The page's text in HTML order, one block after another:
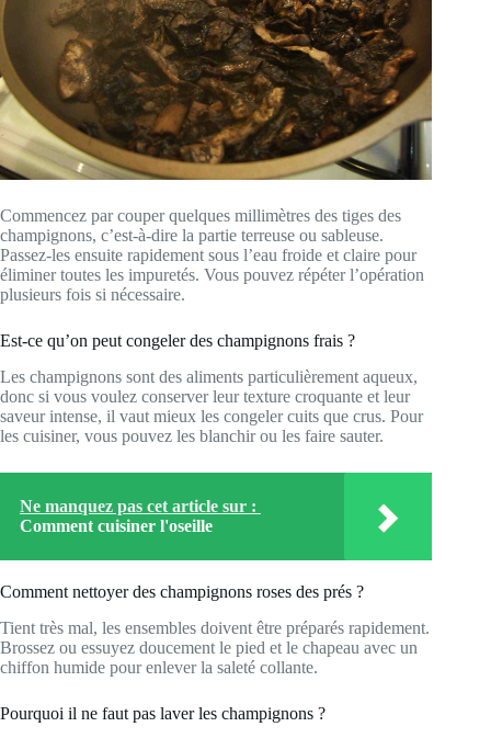
Commencez par couper quelques millimètres des tiges des
champignons, c’est-à-dire la partie terreuse ou sableuse.
Passez-les ensuite rapidement sous l’eau froide et claire pour
éliminer toutes les impuretés. Vous pouvez répéter l’opération
plusieurs fois si nécessaire.
Est-ce qu’on peut congeler des champignons frais ?
Les champignons sont des aliments particulièrement aqueux,
donc si vous voulez conserver leur texture croquante et leur
saveur intense, il vaut mieux les congeler cuits que crus. Pour
les cuisiner, vous pouvez les blanchir ou les faire sauter.
Ne manquez pas cet article sur :
Comment cuisiner l'oseille
Comment nettoyer des champignons roses des prés ?
Tient très mal, les ensembles doivent être préparés rapidement.
Brossez ou essuyez doucement le pied et le chapeau avec un
chiffon humide pour enlever la saleté collante.
Pourquoi il ne faut pas laver les champignons ?